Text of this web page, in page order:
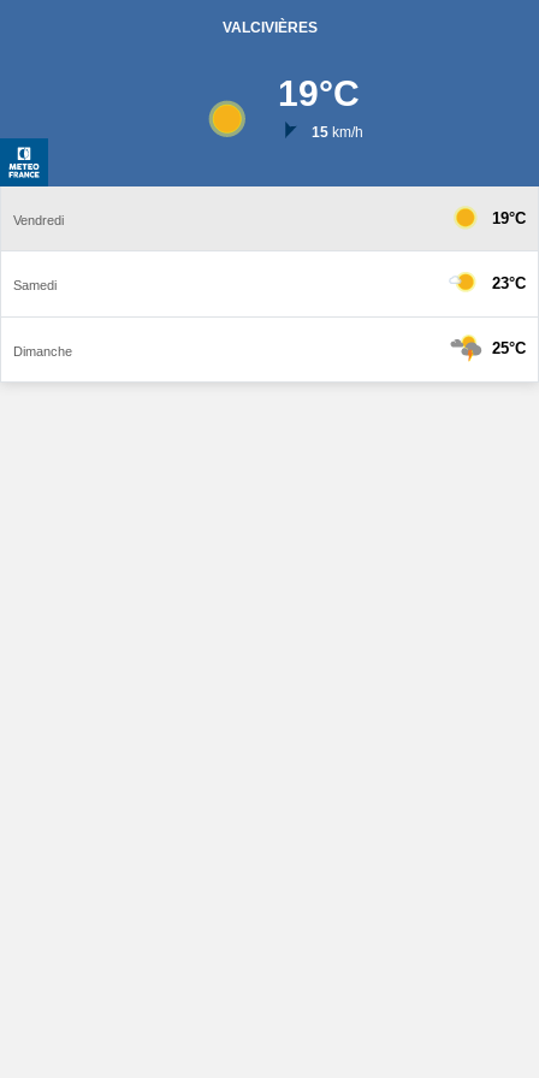
VALCIVIÈRES
19°C
15km/h
Vendredi 19°C
Samedi 23°C
Dimanche 25°C